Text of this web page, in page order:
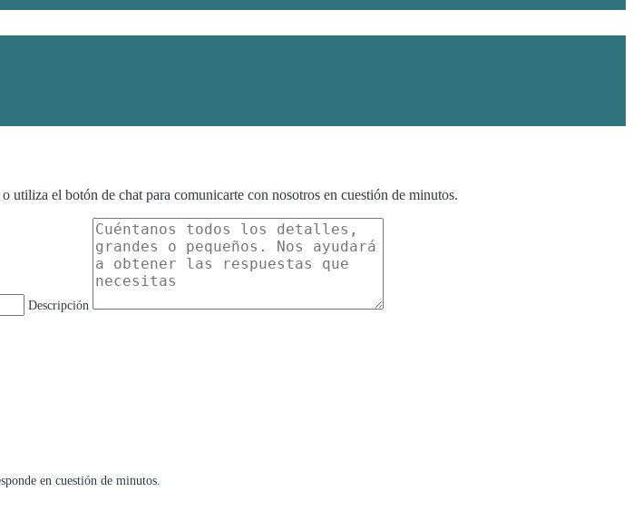
el botón de chat para comunicarte con nosotros en cuestión de minutos.
Descripción
en cuestión de minutos.